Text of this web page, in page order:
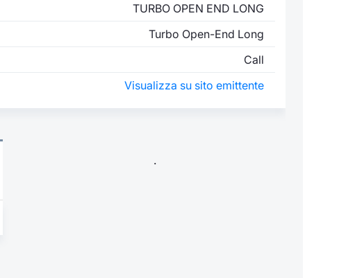
TURBO OPEN END LONG
Turbo Open-End Long
Call
Visualizza su sito emittente
.